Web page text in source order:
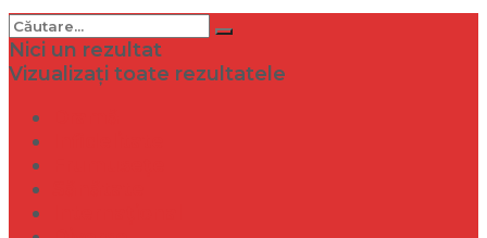
Nici un rezultat
Vizualizați toate rezultatele